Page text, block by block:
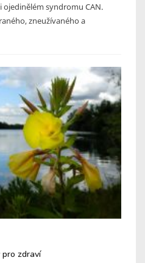
syndromu CAN.
zneužívaného a
zdraví